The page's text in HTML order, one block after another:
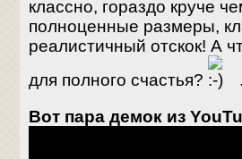
классно, гораздо круче
полноценные размеры,
реалистичный отскок! А
для полного счастья?
Вот пара демок из